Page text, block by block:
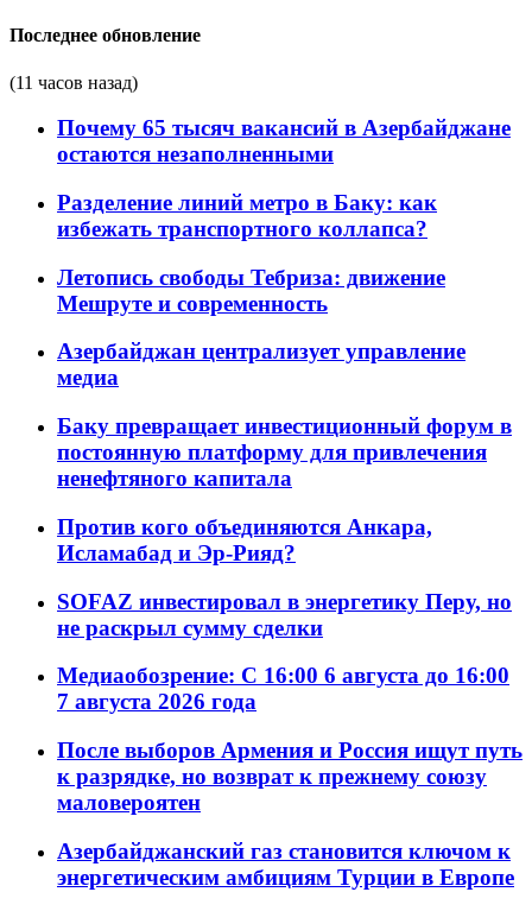
Последнее обновление
(11 часов назад)
Почему 65 тысяч вакансий в Азербайджане
остаются незаполненными
Разделение линий метро в Баку: как
избежать транспортного коллапса?
Летопись свободы Тебриза: движение
Мешруте и современность
Азербайджан централизует управление
медиа
Баку превращает инвестиционный форум в
постоянную платформу для привлечения
ненефтяного капитала
Против кого объединяются Анкара,
Исламабад и Эр-Рияд?
SOFAZ инвестировал в энергетику Перу, но
не раскрыл сумму сделки
Медиаобозрение: С 16:00 6 августа до 16:00
7 августа 2026 года
После выборов Армения и Россия ищут путь
к разрядке, но возврат к прежнему союзу
маловероятен
Азербайджанский газ становится ключом к
энергетическим амбициям Турции в Европе